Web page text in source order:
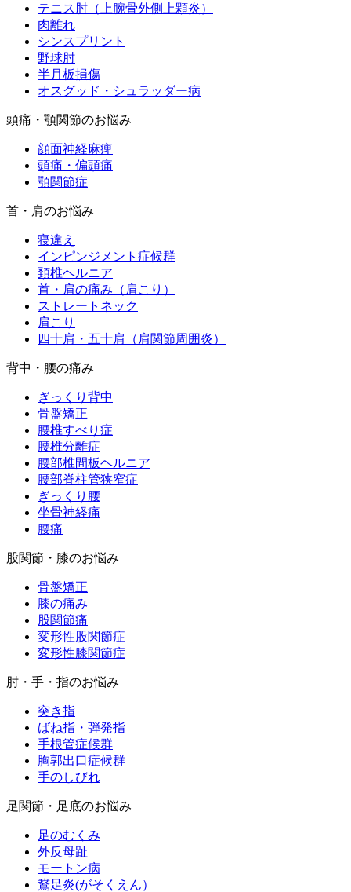
テニス肘（上腕骨外側上顆炎）
肉離れ
シンスプリント
野球肘
半月板損傷
オスグッド・シュラッダー病
頭痛・顎関節のお悩み
顔面神経麻痺
頭痛・偏頭痛
顎関節症
首・肩のお悩み
寝違え
インピンジメント症候群
頚椎ヘルニア
首・肩の痛み（肩こり）
ストレートネック
肩こり
四十肩・五十肩（肩関節周囲炎）
背中・腰の痛み
ぎっくり背中
骨盤矯正
腰椎すべり症
腰椎分離症
腰部椎間板ヘルニア
腰部脊柱管狭窄症
ぎっくり腰
坐骨神経痛
腰痛
股関節・膝のお悩み
骨盤矯正
膝の痛み
股関節痛
変形性股関節症
変形性膝関節症
肘・手・指のお悩み
突き指
ばね指・弾発指
手根管症候群
胸郭出口症候群
手のしびれ
足関節・足底のお悩み
足のむくみ
外反母趾
モートン病
鵞足炎(がそくえん）